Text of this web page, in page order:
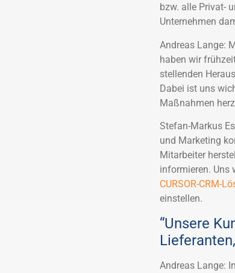
bzw. alle Privat-
Unternehmen
Andreas Lange:
haben wir
stellenden
Dabei ist uns
Maßnahmen
Stefan-Markus
und Marketing
Mitarbeiter
informieren. Uns
CURSOR-CRM-
einstellen.
“Unsere
Andreas Lange: